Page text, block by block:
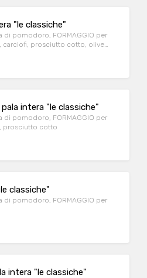
"le classiche"
di pomodoro, FORMAGGIO per
carciofi, prosciutto cotto, olive
intera "le classiche"
di pomodoro, FORMAGGIO per
prosciutto cotto
classiche"
di pomodoro, FORMAGGIO per
intera "le classiche"